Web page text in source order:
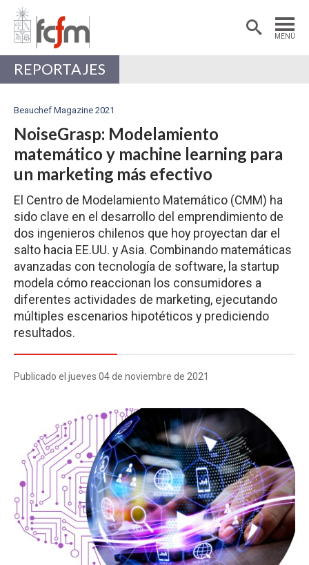
MENÚ
Estudiantes
Académicas/os
REPORTAJES
Beauchef Magazine 2021
NoiseGrasp: Modelamiento
matemático y machine learning para
un marketing más efectivo
El Centro de Modelamiento Matemático (CMM) ha
sido clave en el desarrollo del emprendimiento de
dos ingenieros chilenos que hoy proyectan dar el
salto hacia EE.UU. y Asia. Combinando matemáticas
avanzadas con tecnología de software, la startup
modela cómo reaccionan los consumidores a
diferentes actividades de marketing, ejecutando
múltiples escenarios hipotéticos y prediciendo
resultados.
Publicado el jueves 04 de noviembre de 2021